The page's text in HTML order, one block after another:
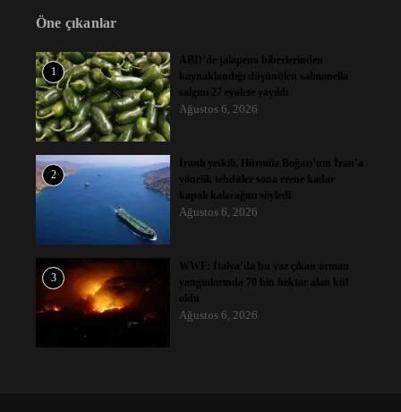
Öne çıkanlar
1
ABD’de jalapeno biberlerinden
kaynaklandığı düşünülen salmonella
salgını 27 eyalete yayıldı
Ağustos 6, 2026
2
İranlı yetkili, Hürmüz Boğazı’nın İran’a
yönelik tehditler sona erene kadar
kapalı kalacağını söyledi
Ağustos 6, 2026
3
WWF: İtalya’da bu yaz çıkan orman
yangınlarında 70 bin hektar alan kül
oldu
Ağustos 6, 2026